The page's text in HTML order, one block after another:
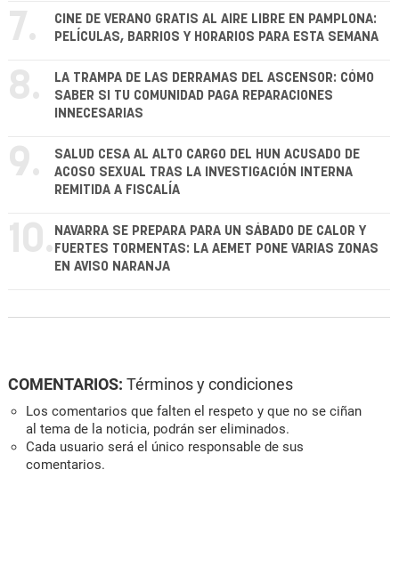
7.
CINE DE VERANO GRATIS AL AIRE LIBRE EN PAMPLONA:
PELÍCULAS, BARRIOS Y HORARIOS PARA ESTA SEMANA
8.
LA TRAMPA DE LAS DERRAMAS DEL ASCENSOR: CÓMO
SABER SI TU COMUNIDAD PAGA REPARACIONES
INNECESARIAS
9.
SALUD CESA AL ALTO CARGO DEL HUN ACUSADO DE
ACOSO SEXUAL TRAS LA INVESTIGACIÓN INTERNA
REMITIDA A FISCALÍA
10. NAVARRA SE PREPARA PARA UN SÁBADO DE CALOR Y
FUERTES TORMENTAS: LA AEMET PONE VARIAS ZONAS
EN AVISO NARANJA
COMENTARIOS: Términos y condiciones
Los comentarios que falten el respeto y que no se ciñan
al tema de la noticia, podrán ser eliminados.
Cada usuario será el único responsable de sus
comentarios.